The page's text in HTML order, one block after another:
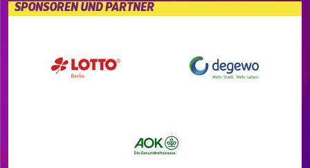
SPONSOREN UND PARTNER